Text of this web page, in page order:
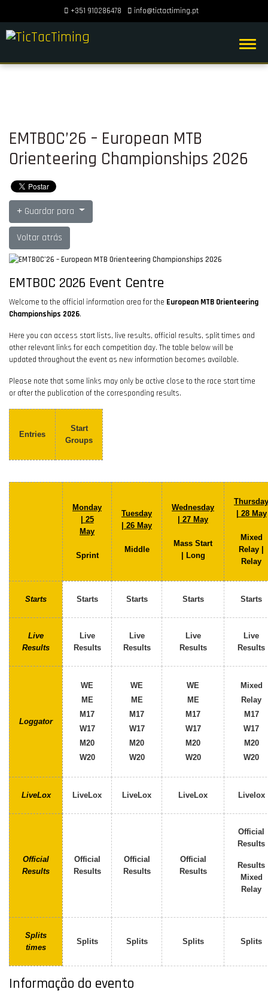
+351 910286478 info@tictactiming.pt
EMTBOC’26 – European MTB
Orienteering Championships 2026
Guardar para
Voltar atrás
EMTBOC 2026 Event Centre
Welcome to the official information area for the European MTB Orienteering
Championships 2026.
Here you can access start lists, live results, official results, split times and
other relevant links for each competition day. The table below will be
updated throughout the event as new information becomes available.
Please note that some links may only be active close to the race start time
or after the publication of the corresponding results.
Entries
Start
Groups
Monday
| 25
May
Sprint
Tuesday
| 26 May
Middle
Wednesday
| 27 May
Mass Start
| Long
Thursday
| 28 May
Mixed
Relay |
Relay
Starts Starts Starts Starts Starts
Live
Results
Live
Results
Live
Results
Live
Results
Live
Results
Loggator
WE
ME
M17
W17
M20
W20
WE
ME
M17
W17
M20
W20
WE
ME
M17
W17
M20
W20
Mixed
Relay
M17
W17
M20
W20
LiveLox LiveLox LiveLox LiveLox Livelox
Official
Results
Official
Results
Official
Results
Official
Results
Official
Results
Results
Mixed
Relay
Splits
times
Splits Splits Splits Splits
Informação do evento